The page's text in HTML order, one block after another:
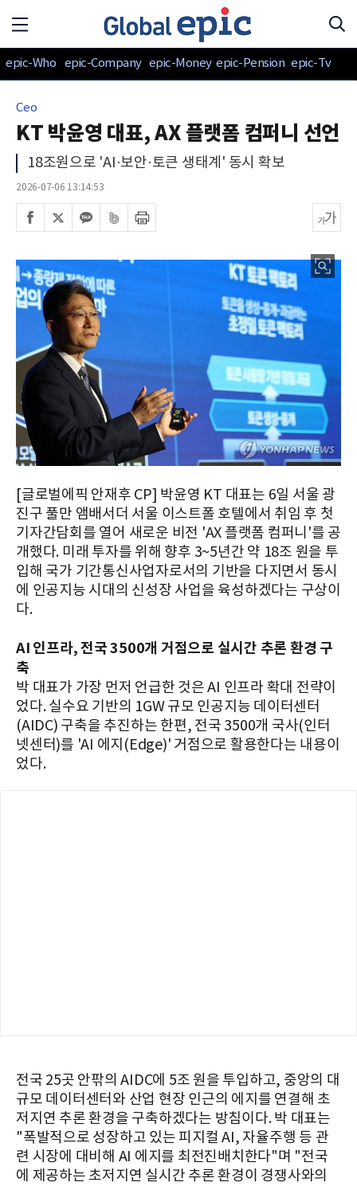
epic-Who epic-Company epic-Money epic-Pension epic-Tv
Ceo
KT 박윤영 대표, AX 플랫폼 컴퍼니 선언
18조원으로 'AI·보안·토큰 생태계' 동시 확보
2026-07-06 13:14:53
[글로벌에픽 안재후 CP] 박윤영 KT 대표는 6일 서울 광
진구 풀만 앰배서더 서울 이스트폴 호텔에서 취임 후 첫
기자간담회를 열어 새로운 비전 'AX 플랫폼 컴퍼니'를 공
개했다. 미래 투자를 위해 향후 3~5년간 약 18조 원을 투
입해 국가 기간통신사업자로서의 기반을 다지면서 동시
에 인공지능 시대의 신성장 사업을 육성하겠다는 구상이
다.
AI 인프라, 전국 3500개 거점으로 실시간 추론 환경 구
축
박 대표가 가장 먼저 언급한 것은 AI 인프라 확대 전략이
었다. 실수요 기반의 1GW 규모 인공지능 데이터센터
(AIDC) 구축을 추진하는 한편, 전국 3500개 국사(인터
넷센터)를 'AI 에지(Edge)' 거점으로 활용한다는 내용이
었다.
전국 25곳 안팎의 AIDC에 5조 원을 투입하고, 중앙의 대
규모 데이터센터와 산업 현장 인근의 에지를 연결해 초
저지연 추론 환경을 구축하겠다는 방침이다. 박 대표는
"폭발적으로 성장하고 있는 피지컬 AI, 자율주행 등 관
련 시장에 대비해 AI 에지를 최전진배치한다"며 "전국
에 제공하는 초저지연 실시간 추론 환경이 경쟁사와의